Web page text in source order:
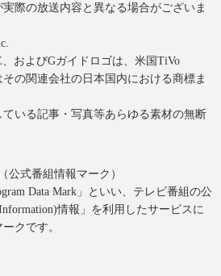
際の放送内容と異なる場合がございま
およびGガイドロゴは、米国TiVo
の関連会社の日本国内における商標ま
いる記事・写真等あらゆる素材の無断
公式番組情報マーク）
Data Mark」といい、テレビ番組の公
情報」を利用したサービスに
クです。